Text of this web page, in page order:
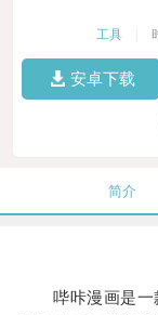
工具
安卓下载
简介
哔咔漫画是一